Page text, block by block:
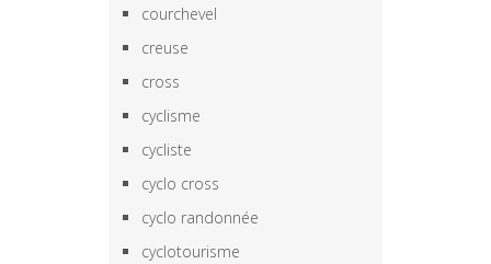
courchevel
creuse
cross
cyclisme
cycliste
cyclo cross
cyclo randonnée
cyclotourisme